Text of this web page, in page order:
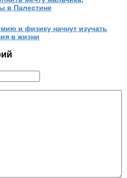
в Палестине
и физику начнут изучать
в жизни